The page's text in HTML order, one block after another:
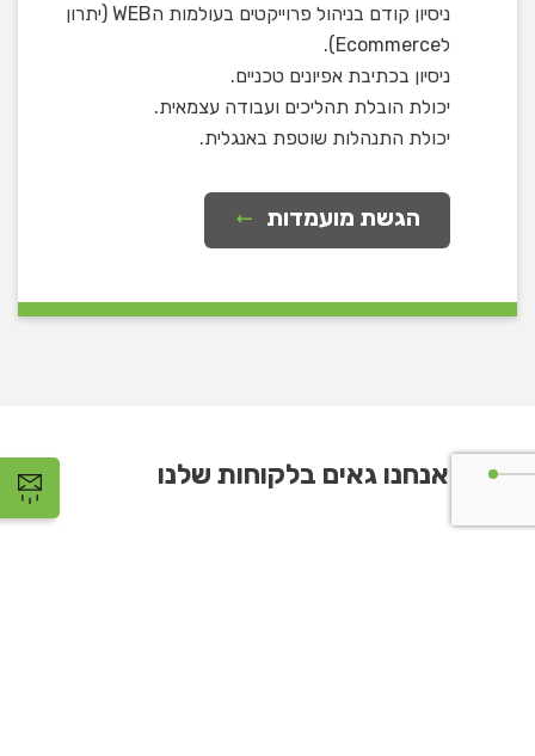
ניסיון קודם בניהול פרוייקטים בעולמות הWEB (יתרון
לEcommerce).
ניסיון בכתיבת אפיונים טכניים.
יכולת הובלת תהליכים ועבודה עצמאית.
יכולת התנהלות שוטפת באנגלית.
הגשת מועמדות
אנחנו גאים בלקוחות שלנו